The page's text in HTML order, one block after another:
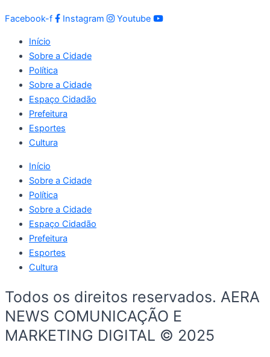
Facebook-f Instagram Youtube
Início
Sobre a Cidade
Política
Sobre a Cidade
Espaço Cidadão
Prefeitura
Esportes
Cultura
Início
Sobre a Cidade
Política
Sobre a Cidade
Espaço Cidadão
Prefeitura
Esportes
Cultura
Todos os direitos reservados. AERA
NEWS COMUNICAÇÃO E
MARKETING DIGITAL © 2025